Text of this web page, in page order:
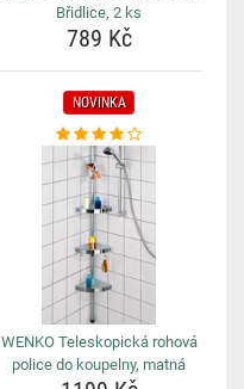
Břidlice, 2 ks
789 Kč
NOVINKA
WENKO Teleskopická rohová
police do koupelny, matná